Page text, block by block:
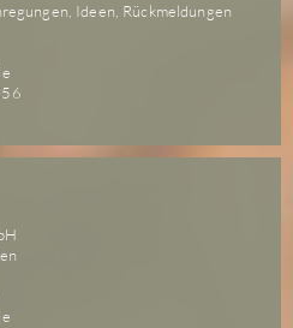
Ideen, Rückmeldungen